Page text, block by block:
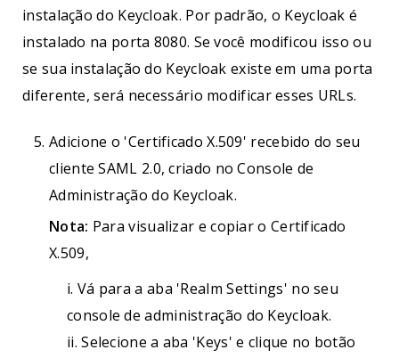
instalação do Keycloak. Por padrão, o Keycloak é
instalado na porta 8080. Se você modificou isso ou
se sua instalação do Keycloak existe em uma porta
diferente, será necessário modificar esses URLs.
Adicione o 'Certificado X.509' recebido do seu
cliente SAML 2.0, criado no Console de
Administração do Keycloak.
Nota: Para visualizar e copiar o Certificado
X.509,
i. Vá para a aba 'Realm Settings' no seu
console de administração do Keycloak.
ii. Selecione a aba 'Keys' e clique no botão